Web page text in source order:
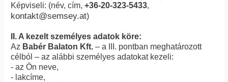
Képviseli: (név, cím, +36-20-323-5433,
kontakt@semsey.at)
II. A kezelt személyes adatok köre:
Az Babér Balaton Kft. – a III. pontban meghatározott
célból – az alábbi személyes adatokat kezeli:
- az Ön neve,
- lakcíme,